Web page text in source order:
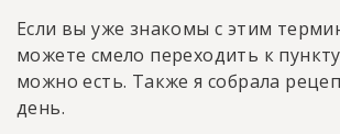
Если вы уже знакомы с этим
можете смело переходить к
можно есть. Также я собрала
день.